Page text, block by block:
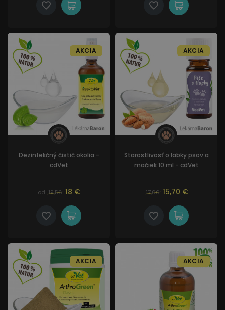
Dezinfekčný čistič okolia -
cdVet
od 19,56 18 €
AKCIA
Starostlivosť o labky psov a
mačiek 10 ml - cdVet
17,06 15,70 €
AKCIA
AKCIA AKCIA